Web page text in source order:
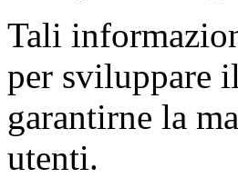
Tali
per sviluppare
garantirne la
utenti.